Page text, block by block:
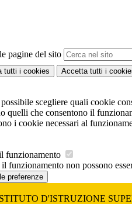
pagine del sito
tutti i cookies Accetta tutti i
scegliere quali cookie
quelli che consentono il
i cookie necessari al
funzionamento
funzionamento non possono
preferenze
D'ISTRUZIONE